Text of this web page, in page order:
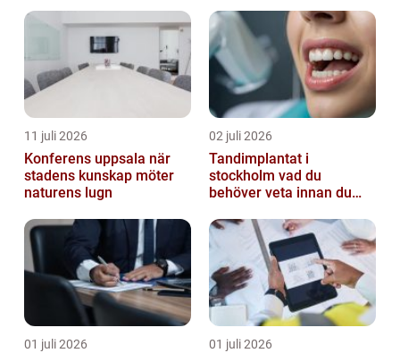
11 juli 2026
Konferens uppsala när
stadens kunskap möter
naturens lugn
02 juli 2026
Tandimplantat i
stockholm vad du
behöver veta innan du
01 juli 2026 01 juli 2026